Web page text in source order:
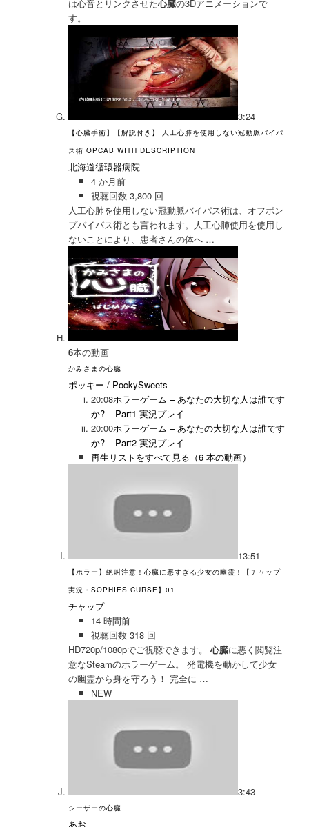
は心音とリ ンクさせた心臓の3Dアニメーションで
す。
3:24
【心臓手術】【解説付き】 人工心肺を使用しない冠動脈バイパ
ス術 OPCAB WITH DESCRIPTION
北海道循環器病院
4 か月前
視聴回数 3,800 回
人工心肺を使用しない冠動脈バイパス術は、オフポン
プバイパス術とも言われます。人工心肺使用を使用し
ないことにより、患者さんの体へ …
6本の動画
かみさまの心臓
ポッキー / PockySweets
20:08ホラーゲーム – あなたの大切な人は誰です
か? – Part1 実況プレイ
20:00ホラーゲーム – あなたの大切な人は誰です
か? – Part2 実況プレイ
再生リストをすべて見る（6 本の動画）
13:51
【ホラー】絶叫注意！心臓に悪すぎる少女の幽霊！【チャップ
実況・SOPHIES CURSE】01
チャップ
14 時間前
視聴回数 318 回
HD720p/1080pでご視聴できます。
心臓に悪く閲覧注
意なSteamのホラーゲーム。 発電機を動かして少女
の幽霊から身を守ろう！ 完全に …
NEW
3:43
シーザーの心臓
あお